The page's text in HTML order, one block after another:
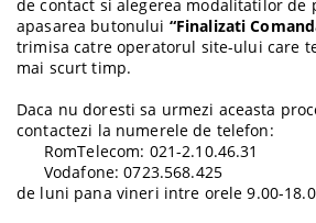
de contact si alegerea modalitatilor de
apasarea butonului “Finalizati
trimisa catre operatorul site-ului care
mai scurt timp.
Daca nu doresti sa urmezi aceasta
contactezi la numerele de telefon:
RomTelecom: 021-2.10.46.31
Vodafone: 0723.568.425
de luni pana vineri intre orele 9.00-